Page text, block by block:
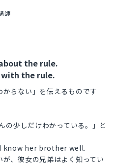
師
the rule.
with the rule.
らない」を伝えるものです
の少しだけわかっている。」と
her brother well.
、彼女の兄弟はよく知ってい